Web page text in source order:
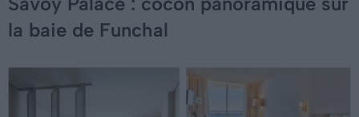
la baie de Funchal